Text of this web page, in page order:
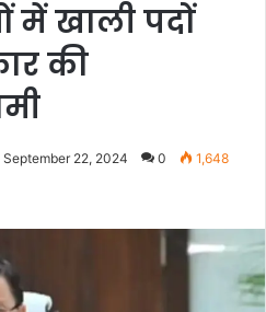
में खाली पदों
की
September 22, 2024 0 1,648